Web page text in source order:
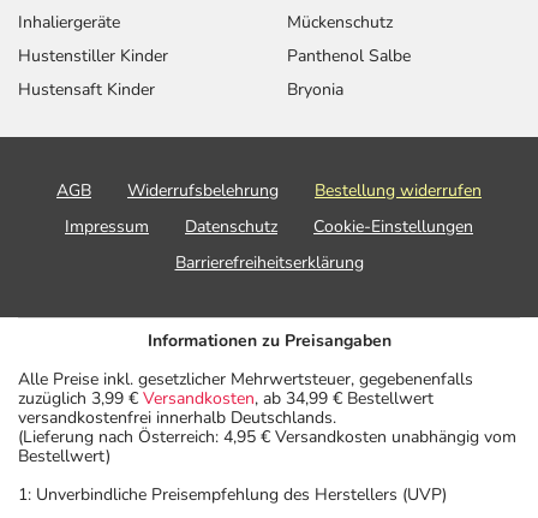
Inhaliergeräte
Hustenstiller Kinder
Hustensaft Kinder
Mückenschutz
Panthenol Salbe
Bryonia
AGB Widerrufsbelehrung
Bestellung widerrufen
Impressum
Datenschutz
Cookie-Einstellungen
Barrierefreiheitserklärung
Informationen zu Preisangaben
Alle Preise inkl. gesetzlicher Mehrwertsteuer, gegebenenfalls
zuzüglich 3,99 € Versandkosten, ab 34,99 € Bestellwert
versandkostenfrei innerhalb Deutschlands.
(Lieferung nach Österreich: 4,95 € Versandkosten unabhängig vom
Bestellwert)
1: Unverbindliche Preisempfehlung des Herstellers (UVP)